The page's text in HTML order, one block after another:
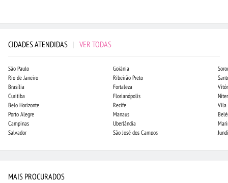
CIDADES ATENDIDAS | VER TODAS
São Paulo
Rio de Janeiro
Brasília
Curitiba
Belo Horizonte
Porto Alegre
Campinas
Salvador
Goiânia
Ribeirão Preto
Fortaleza
Florianópolis
Recife
Manaus
Uberlândia
São José dos Campos
Vila
MAIS PROCURADOS